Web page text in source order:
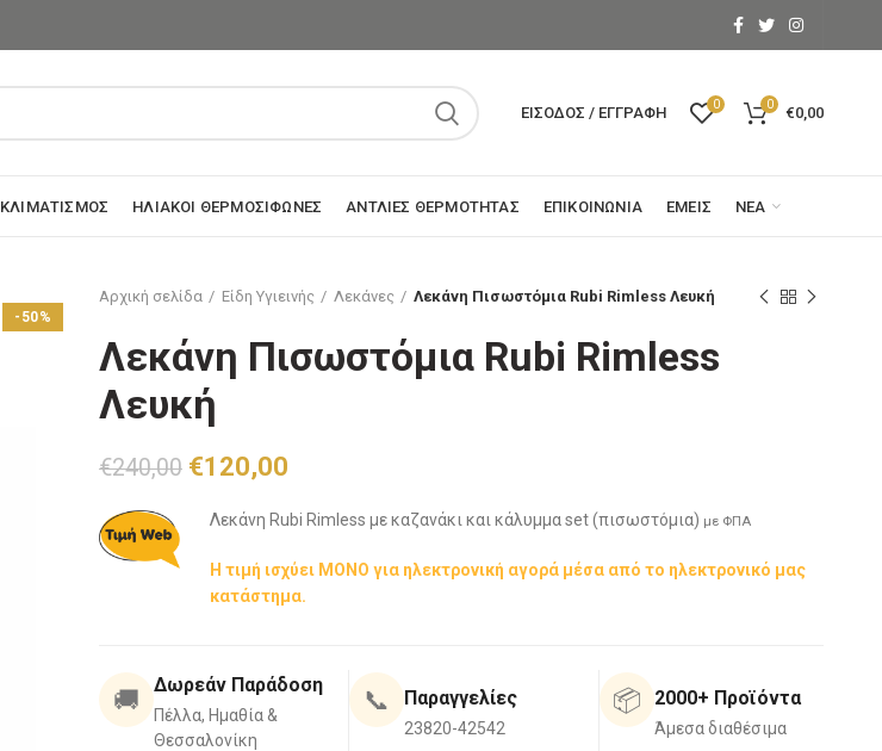
ΕΊΣΟΔΟΣ / ΕΓΓΡΑΦΉ 0 0 €0,00
ΚΛΙΜΑΤΙΣΜΌΣ ΗΛΙΑΚΟΊ ΘΕΡΜΟΣΊΦΩΝΕΣ ΑΝΤΛΊΕΣ ΘΕΡΜΌΤΗΤΑΣ ΕΠΙΚΟΙΝΩΝΊΑ ΕΜΕΊΣ ΝΈΑ
-50%
Αρχική σελίδα Είδη Υγιεινής Λεκάνες Λεκάνη Πισωστόμια Rubi Rimless Λευκή
Λεκάνη Πισωστόμια Rubi Rimless
Λευκή
€240,00 Original
was:
€240,00.
€120,00Η
τιμή
είναι:
€120,00.
Λεκάνη Rubi Rimless με καζανάκι και κάλυμμα set (πισωστόμια) με ΦΠΑ
Η τιμή ισχύει ΜΟΝΟ για ηλεκτρονική αγορά μέσα από το ηλεκτρονικό μας
κατάστημα.
🚚 Δωρεάν Παράδοση
Πέλλα, Ημαθία &
Θεσσαλονίκη
📞 Παραγγελίες
23820-42542
📦 2000+ Προϊόντα
Άμεσα διαθέσιμα